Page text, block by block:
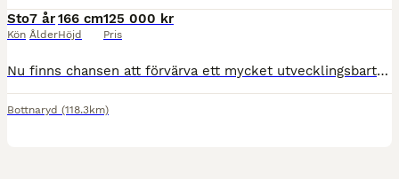
Sto
Kön
7 år
Ålder
166 cm
Höjd
125 000 kr
Pris
Nu finns chansen att förvärva ett mycket utvecklingsbart och välstammat SWB-sto född 2019, ca 166 cm. E: Nintender, UE: Cabachon. En spännande stam med mycket prestation och kapacitet för framtiden. F
Bottnaryd (118.3km)